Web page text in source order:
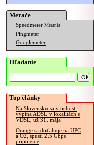
Merače
Speedmeter Merania
Pingmeter
Googlemeter
Hľadanie
Top články
Na Slovensku sa v tichosti
vypína ADSL v lokalitách s
VDSL, už 31. mája
Orange sa doťahuje na UPC
a O2, spustí 2.5 Gbps
pripojenie